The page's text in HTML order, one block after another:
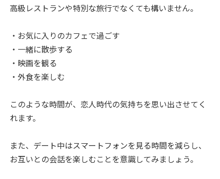
高級レストランや特別な旅行でなくても構いません。
・お気に入りのカフェで過ごす
・一緒に散歩する
・映画を観る
・外食を楽しむ
このような時間が、恋人時代の気持ちを思い出させてく
れます。
また、デート中はスマートフォンを見る時間を減らし、
お互いとの会話を楽しむことを意識してみましょう。